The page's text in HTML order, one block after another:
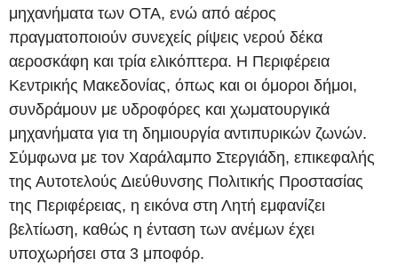
μηχανήματα των ΟΤΑ, ενώ από αέρος
πραγματοποιούν συνεχείς ρίψεις νερού δέκα
αεροσκάφη και τρία ελικόπτερα. Η Περιφέρεια
Κεντρικής Μακεδονίας, όπως και οι όμοροι δήμοι,
συνδράμουν με υδροφόρες και χωματουργικά
μηχανήματα για τη δημιουργία αντιπυρικών ζωνών.
Σύμφωνα με τον Χαράλαμπο Στεργιάδη, επικεφαλής
της Αυτοτελούς Διεύθυνσης Πολιτικής Προστασίας
της Περιφέρειας, η εικόνα στη Λητή εμφανίζει
βελτίωση, καθώς η ένταση των ανέμων έχει
υποχωρήσει στα 3 μποφόρ.